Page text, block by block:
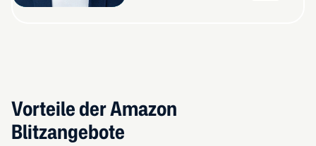
Vorteile der Amazon
Blitzangebote